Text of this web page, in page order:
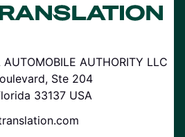
AUTOMOBILE AUTHORITY LLC
Ste 204
33137 USA